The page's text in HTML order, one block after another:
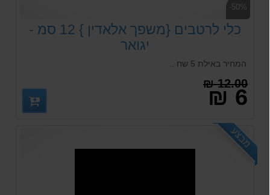
-50%
כלי לרטבים {משפך אלאדין } 12 סמ -
יגואר
המחיר באילת 5 שח ..
12.00 ₪
6 ₪
מבצע